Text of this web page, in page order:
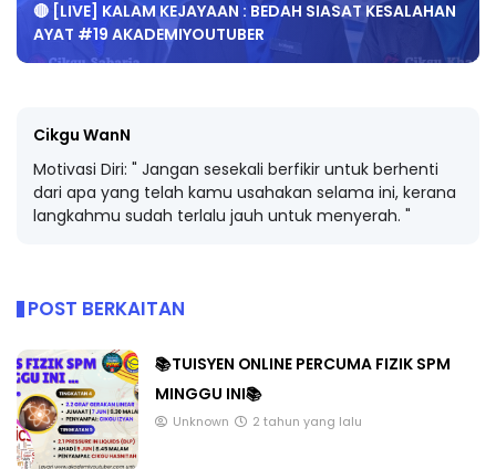
🔴 [LIVE] KALAM KEJAYAAN : BEDAH SIASAT KESALAHAN
AYAT #19 AKADEMIYOUTUBER
Cikgu WanN
Motivasi Diri: " Jangan sesekali berfikir untuk berhenti
dari apa yang telah kamu usahakan selama ini, kerana
langkahmu sudah terlalu jauh untuk menyerah. "
POST BERKAITAN
📚TUISYEN ONLINE PERCUMA FIZIK SPM
MINGGU INI📚
Unknown 2 tahun yang lalu